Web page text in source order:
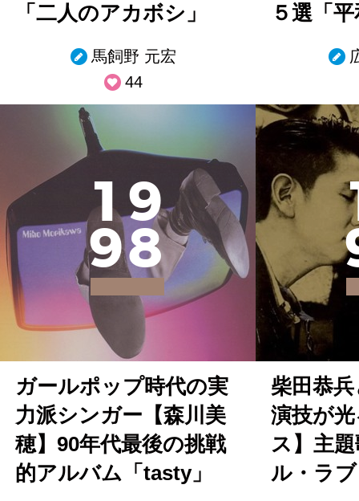
「二人のアカボシ」
馬飼野 元宏
44
５選「
19
98
ガールポップ時代の実
力派シンガー【森川美
穂】90年代最後の挑戦
的アルバム「tasty」
柴田恭
演技が
ス】主
ル・ラ